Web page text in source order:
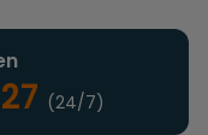
(24/7)